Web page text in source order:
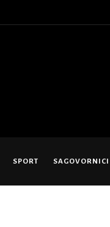
SPORT SAGOVORNICI